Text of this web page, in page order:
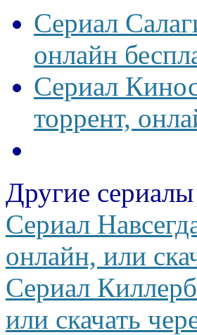
Сериал
онлайн
Сериал
торрент,
Другие
Сериал
онлайн, или
Сериал
или скачать